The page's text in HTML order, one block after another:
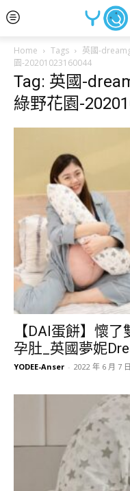
Home Tags
英國-
園-20201023160044
Tag: 英國-
綠野花園-
【DAI蛋餅】懷
孕肚_英國夢妮
YODEE-Anser - 2022 年 6 月 7 日